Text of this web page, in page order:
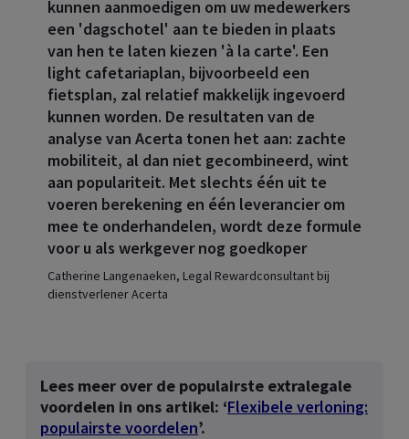
kunnen aanmoedigen om uw medewerkers
een 'dagschotel' aan te bieden in plaats
van hen te laten kiezen 'à la carte'. Een
light cafetariaplan, bijvoorbeeld een
fietsplan, zal relatief makkelijk ingevoerd
kunnen worden. De resultaten van de
analyse van Acerta tonen het aan: zachte
mobiliteit, al dan niet gecombineerd, wint
aan populariteit. Met slechts één uit te
voeren berekening en één leverancier om
mee te onderhandelen, wordt deze formule
voor u als werkgever nog goedkoper
Catherine Langenaeken, Legal Rewardconsultant bij
dienstverlener Acerta
Lees meer over de populairste extralegale
voordelen in ons artikel: ‘Flexibele verloning:
populairste voordelen’.